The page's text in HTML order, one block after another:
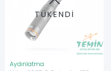
TÜKENDİ
Aydınlatma